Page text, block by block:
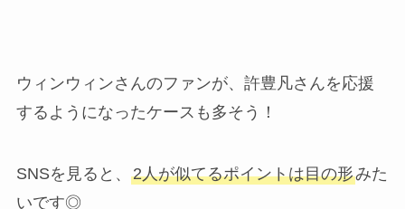
ウィンウィンさんのファンが、許豊凡さんを応援
するようになったケースも多そう！
SNSを見ると、 2人が似てるポイントは目の形みた
いです◎